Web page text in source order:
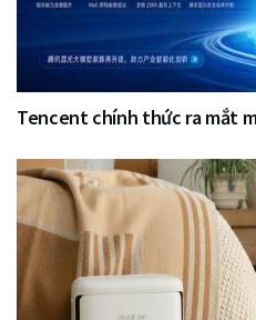
Tencent chính thức ra mắt